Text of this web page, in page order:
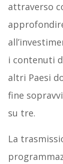
attraverso
i contenuti
altri Paesi
fine
su tre.
La